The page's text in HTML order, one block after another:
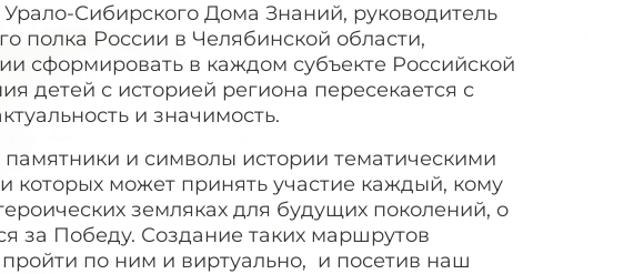
Сибирского Дома Знаний, руководитель
полка России в Челябинской области,
сформировать в каждом субъекте Российской
детей с историей региона пересекается с
и значимость.
и символы истории тематическими
может принять участие каждый, кому
земляках для будущих поколений, о
за Победу. Создание таких маршрутов
по ним и виртуально, и посетив наш